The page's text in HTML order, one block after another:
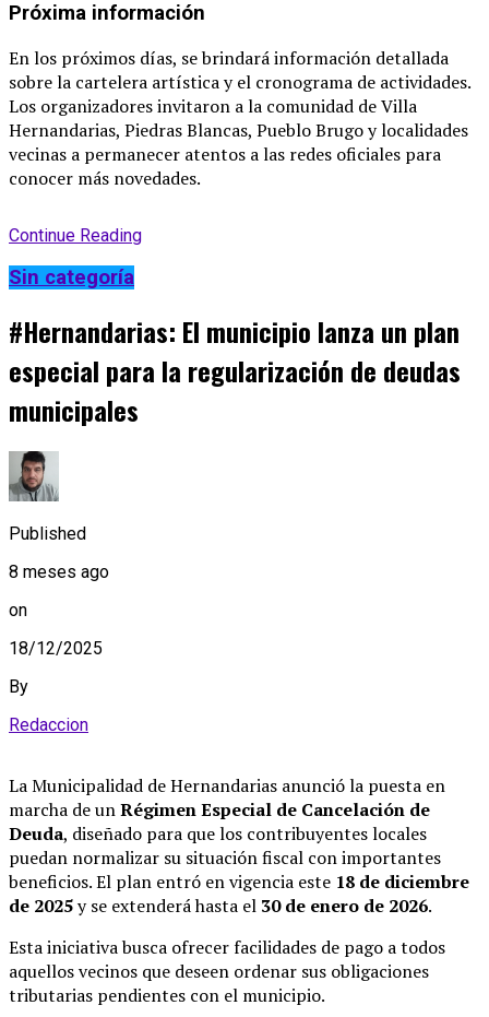
Próxima información
En los próximos días, se brindará información detallada
sobre la cartelera artística y el cronograma de actividades.
Los organizadores invitaron a la comunidad de Villa
Hernandarias, Piedras Blancas, Pueblo Brugo y localidades
vecinas a permanecer atentos a las redes oficiales para
conocer más novedades.
Continue Reading
Sin categoría
#Hernandarias: El municipio lanza un plan
especial para la regularización de deudas
municipales
Published
8 meses ago
on
18/12/2025
By
Redaccion
La Municipalidad de Hernandarias anunció la puesta en
marcha de unRégimen Especial de Cancelación de
Deuda, diseñado para que los contribuyentes locales
puedan normalizar su situación fiscal con importantes
beneficios. El plan entró en vigencia este 18 de diciembre
de 2025y se extenderá hasta el 30 de enero de 2026.
Esta iniciativa busca ofrecer facilidades de pago a todos
aquellos vecinos que deseen ordenar sus obligaciones
tributarias pendientes con el municipio.